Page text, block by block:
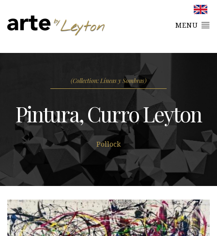
MENU
(Collection: Líneas y Sombras)
Pintura, Curro Leyton
Pollock